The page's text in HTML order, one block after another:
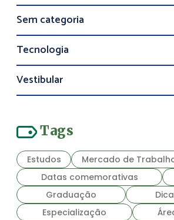
Sem categoria
Tecnologia
Vestibular
Tags
Estudos Mercado de
Datas comemorativas
Graduação
Especialização